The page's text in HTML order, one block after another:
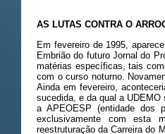
AS LUTAS CONTRA O
Em fevereiro de 1995,
Embrião do futuro Jornal do
matérias específicas, tais
com o curso noturno.
Ainda em fevereiro,
sucedida, e da qual a
a APEOESP (entidade dos
exclusivamente com esta
reestruturação da Carreira do